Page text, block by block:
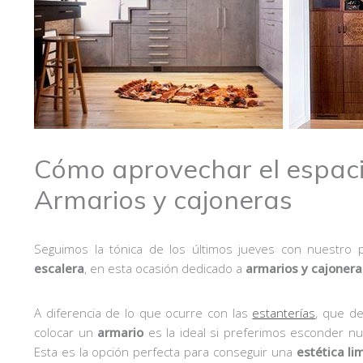
Cómo aprovechar el
Armarios y cajoneras
Seguimos la tónica de los últimos jueves con
escalera, en esta ocasión dedicado a armarios y
A diferencia de lo que ocurre con las estanterías, que
colocar un armario es la ideal si preferimos esconder
Esta es la opción perfecta para conseguir una estética